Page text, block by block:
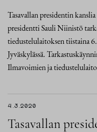
Tasavallan presidentin
presidentti Sauli Niinistö
tiedustelulaitoksen tiistaina
Jyväskylässä.
Ilmavoimien ja
4.3.2020
Tasavallan